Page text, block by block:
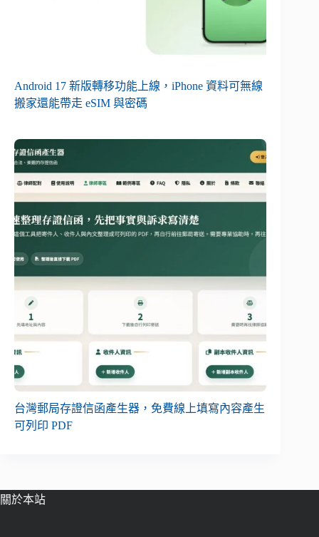
Android 17 新版轉移功能上線，iPhone 資料可無線
搬家還能帶走 eSIM 與密碼
台灣郵局存證信函產生器，免費線上填寫內容產生
可列印 PDF
關於本站